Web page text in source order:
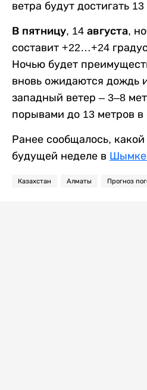
ветра будут достигать
В пятницу, 14 августа,
составит +22…+24
Ночью будет
вновь ожидаются дождь
западный ветер – 3–8
порывами до 13 метров в
Ранее сообщалось, какой
будущей неделе в
Казахстан Алматы Прогноз